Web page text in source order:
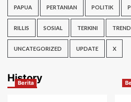
PAPUA PERTANIAN POLITIK
RILLIS SOSIAL TERKINI
UNCATEGORIZED UPDATE X
History
Berita